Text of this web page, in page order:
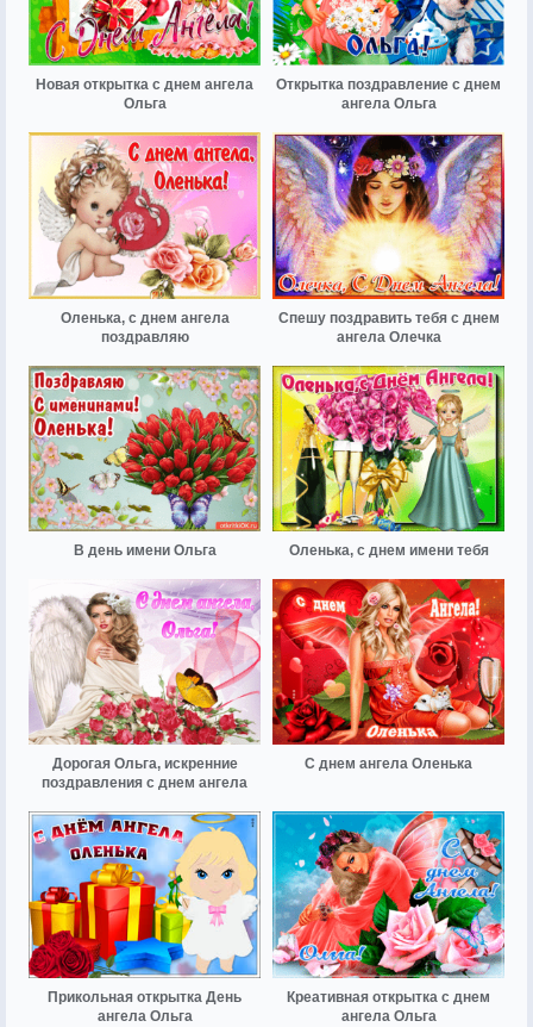
Новая открытка с днем ангела
Ольга
Открытка поздравление с днем
ангела Ольга
Оленька, с днем ангела
поздравляю
Спешу поздравить тебя с днем
ангела Олечка
В день имени Ольга Оленька, с днем имени тебя
Дорогая Ольга, искренние
поздравления с днем ангела
С днем ангела Оленька
Прикольная открытка День
ангела Ольга
Креативная открытка с днем
ангела Ольга